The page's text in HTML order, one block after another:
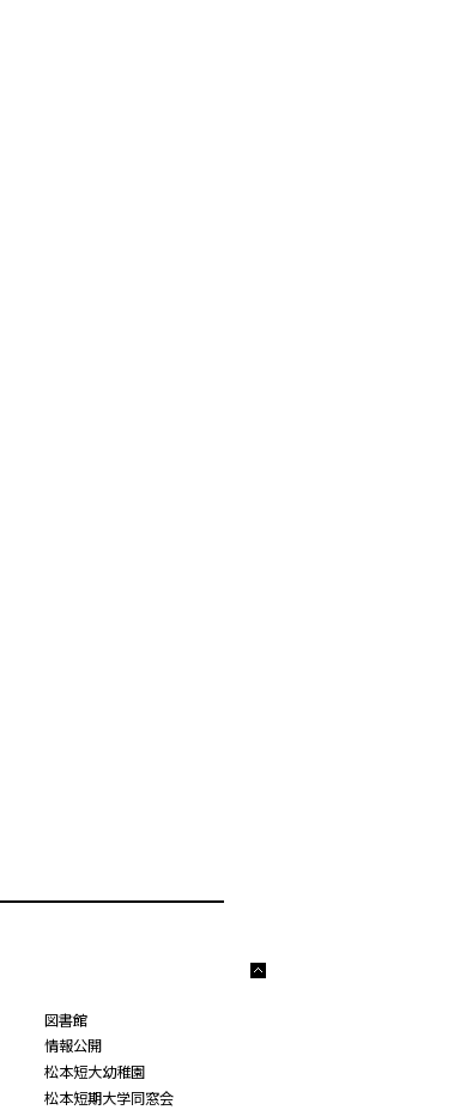
図書館
情報公開
松本短大幼稚園
松本短期大学同窓会